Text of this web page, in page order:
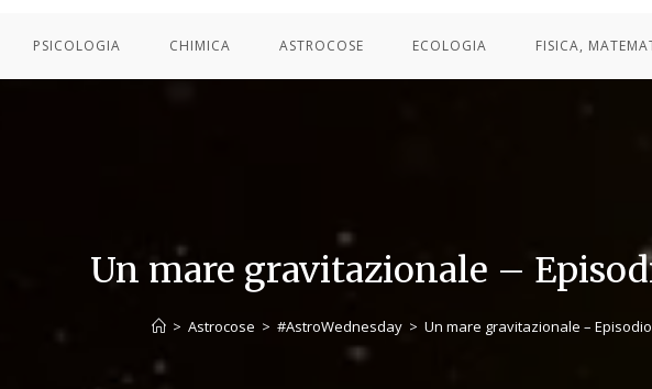
PSICOLOGIA CHIMICA ASTROCOSE ECOLOGIA FISICA,
Un mare gravitazionale –
> Astrocose > #AstroWednesday > Un mare gravitazionale – Episodio